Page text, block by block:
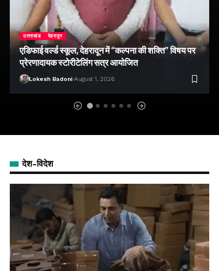
उत्तराखंड देहरादून
एडिफाई वर्ल्ड स्कूल, देहरादून में “कल्पना की शक्ति” विषय पर
प्रेरणादायक स्टोरीटेलिंग सत्र आयोजित
Lokesh Badoni August 1, 2026
देश-विदेश